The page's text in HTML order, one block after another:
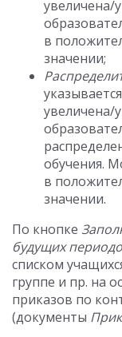
увеличена/
в
значении;
увеличена/
обучения.
в
значении.
По кнопке
будущих
списком
группе и пр. на
приказов по
(документы